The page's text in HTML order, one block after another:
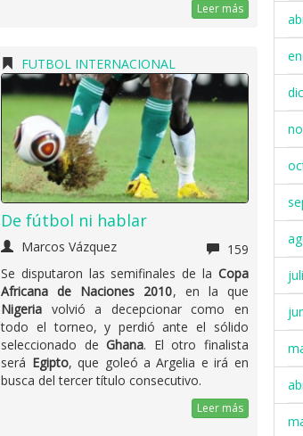
Leer más
FUTBOL INTERNACIONAL
De fútbol ni hablar
Marcos Vázquez
159
Se disputaron las semifinales de la Copa
Africana de Naciones 2010, en la que
Nigeria volvió a decepcionar como en
todo el torneo, y perdió ante el sólido
seleccionado deGhana. El otro finalista
será Egipto, que goleó a Argelia e irá en
busca del tercer título consecutivo.
Leer más